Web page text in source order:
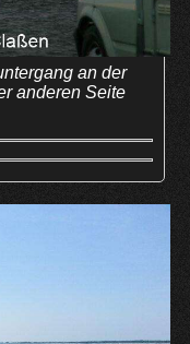
an der
anderen Seite